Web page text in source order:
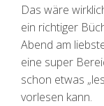
Das wäre
ein richtiger
Abend am
eine super
schon etwas
vorlesen kann.